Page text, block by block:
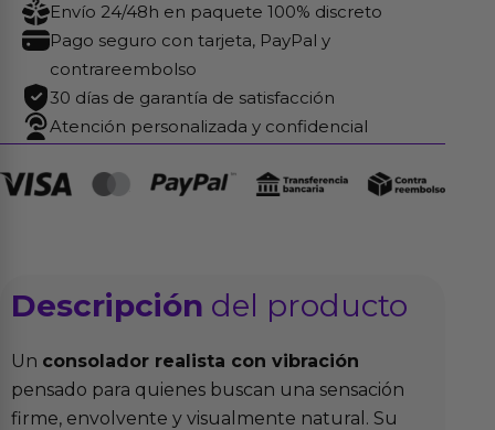
9.5
Natural
cantidad
Envío 24/48h en paquete 100% discreto
Pago seguro con tarjeta, PayPal y
contrareembolso
30 días de garantía de satisfacción
Atención personalizada y confidencial
Descripción del producto
Un consolador realista con vibración
pensado para quienes buscan una sensación
firme, envolvente y visualmente natural. Su